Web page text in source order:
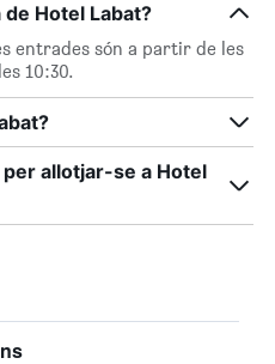
Hotel Labat?
entrades són a partir de les
10:30.
allotjar-se a Hotel